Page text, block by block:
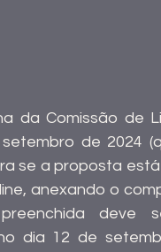
da Comissão de
de 2024
se a proposta
anexando o
deve
dia 12 de